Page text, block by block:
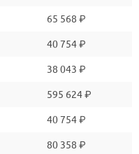
65 568 ₽
40 754 ₽
38 043 ₽
595 624 ₽
40 754 ₽
80 358 ₽